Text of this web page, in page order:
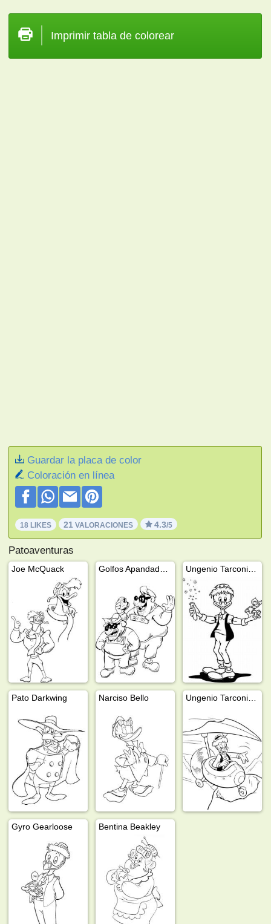
Imprimir tabla de colorear
Guardar la placa de color
Coloración en línea
18 LIKES 21 VALORACIONES 4.3/5
Patoaventuras
Joe McQuack
Pato Darkwing Narciso Bello
Gyro Gearloose Bentina Beakley